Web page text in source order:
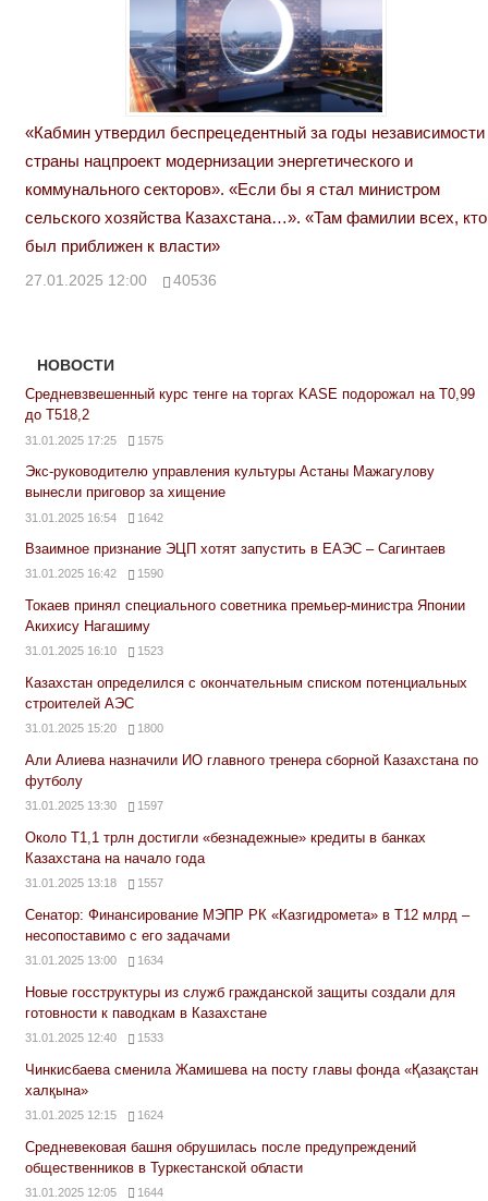
«Кабмин утвердил беспрецедентный за годы независимости
страны нацпроект модернизации энергетического и
коммунального секторов». «Если бы я стал министром
сельского хозяйства Казахстана…». «Там фамилии всех, кто
был приближен к власти»
27.01.2025 12:00 40536
НОВОСТИ
Средневзвешенный курс тенге на торгах KASE подорожал на Т0,99
до Т518,2
31.01.2025 17:25 1575
Экс-руководителю управления культуры Астаны Мажагулову
вынесли приговор за хищение
31.01.2025 16:54 1642
Взаимное признание ЭЦП хотят запустить в ЕАЭС – Сагинтаев
31.01.2025 16:42 1590
Токаев принял специального советника премьер-министра Японии
Акихису Нагашиму
31.01.2025 16:10 1523
Казахстан определился с окончательным списком потенциальных
строителей АЭС
31.01.2025 15:20 1800
Али Алиева назначили ИО главного тренера сборной Казахстана по
футболу
31.01.2025 13:30 1597
Около Т1,1 трлн достигли «безнадежные» кредиты в банках
Казахстана на начало года
31.01.2025 13:18 1557
Сенатор: Финансирование МЭПР РК «Казгидромета» в Т12 млрд –
несопоставимо с его задачами
31.01.2025 13:00 1634
Новые госструктуры из служб гражданской защиты создали для
готовности к паводкам в Казахстане
31.01.2025 12:40 1533
Чинкисбаева сменила Жамишева на посту главы фонда «Қазақстан
халқына»
31.01.2025 12:15 1624
Средневековая башня обрушилась после предупреждений
общественников в Туркестанской области
31.01.2025 12:05 1644